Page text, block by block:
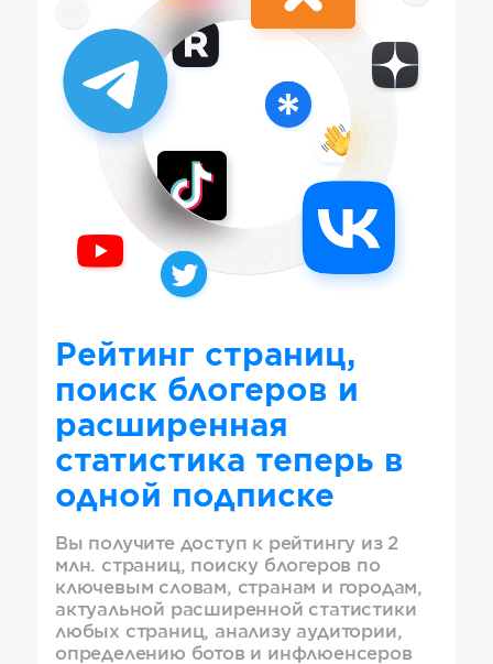
Рейтинг страниц,
поиск блогеров и
расширенная
статистика теперь в
одной подписке
Вы получите доступ к рейтингу из 2
млн. страниц, поиску блогеров по
ключевым словам, странам и городам,
актуальной расширенной статистики
любых страниц, анализу аудитории,
определению ботов и инфлюенсеров